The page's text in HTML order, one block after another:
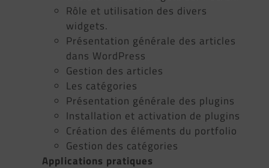
Rôle et utilisation des divers
widgets.
Présentation générale des articles
dans WordPress
Gestion des articles
Les catégories
Présentation générale des plugins
Installation et activation de plugins
Création des éléments du portfolio
Gestion des catégories
Applications pratiques